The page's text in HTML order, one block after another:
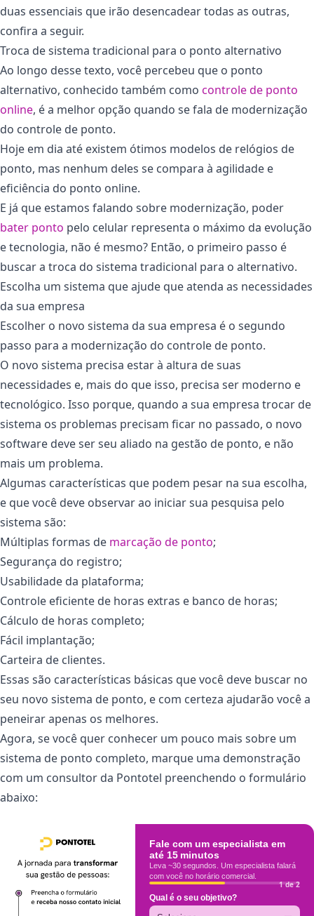
duas essenciais que irão desencadear todas as outras,
confira a seguir.
Troca de sistema tradicional para o ponto alternativo
Ao longo desse texto, você percebeu que o ponto
alternativo, conhecido também como controle de ponto
online, é a melhor opção quando se fala de modernização
do controle de ponto.
Hoje em dia até existem ótimos modelos de relógios de
ponto, mas nenhum deles se compara à agilidade e
eficiência do ponto online.
E já que estamos falando sobre modernização, poder
bater ponto pelo celular representa o máximo da evolução
e tecnologia, não é mesmo? Então, o primeiro passo é
buscar a troca do sistema tradicional para o alternativo.
Escolha um sistema que ajude que atenda as necessidades
da sua empresa
Escolher o novo sistema da sua empresa é o segundo
passo para a modernização do controle de ponto.
O novo sistema precisa estar à altura de suas
necessidades e, mais do que isso, precisa ser moderno e
tecnológico. Isso porque, quando a sua empresa trocar de
sistema os problemas precisam ficar no passado, o novo
software deve ser seu aliado na gestão de ponto, e não
mais um problema.
Algumas características que podem pesar na sua escolha,
e que você deve observar ao iniciar sua pesquisa pelo
sistema são:
Múltiplas formas de marcação de ponto;
Segurança do registro;
Usabilidade da plataforma;
Controle eficiente de horas extras e banco de horas;
Cálculo de horas completo;
Fácil implantação;
Carteira de clientes.
Essas são características básicas que você deve buscar no
seu novo sistema de ponto, e com certeza ajudarão você a
peneirar apenas os melhores.
Agora, se você quer conhecer um pouco mais sobre um
sistema de ponto completo, marque uma demonstração
com um consultor da Pontotel preenchendo o formulário
abaixo:
Fale com um especialista em
até 15 minutos
Leva ~30 segundos. Um especialista falará
com você no horário comercial.
1 de 2
Qual é o seu objetivo?